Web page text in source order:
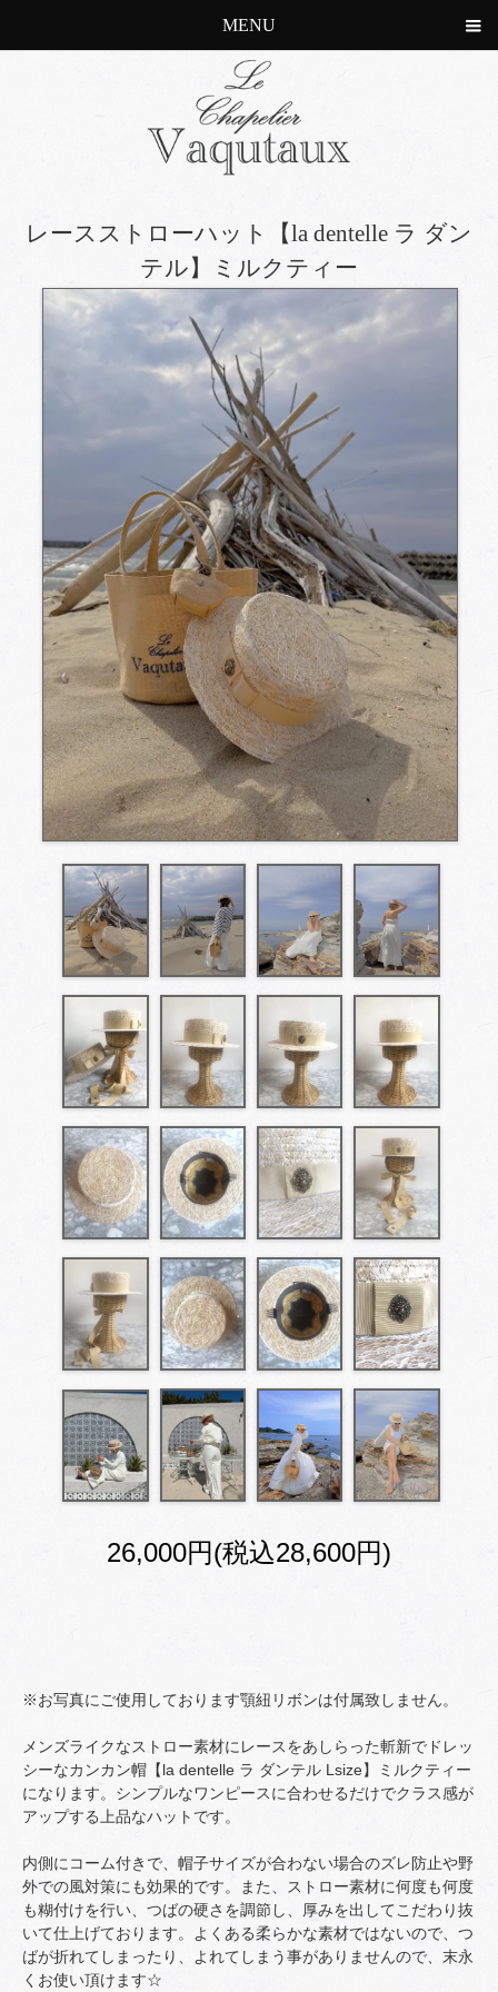
MENU
レースストローハット【la dentelle ラ ダン
テル】ミルクティー
26,000円(税込28,600円)
※お写真にご使用しております顎紐リボンは付属致しません。
メンズライクなストロー素材にレースをあしらった斬新でドレッ
シーなカンカン帽【la dentelle ラ ダンテル Lsize】ミルクティー
になります。シンプルなワンピースに合わせるだけでクラス感が
アップする上品なハットです。
内側にコーム付きで、帽子サイズが合わない場合のズレ防止や野
外での風対策にも効果的です。また、ストロー素材に何度も何度
も糊付けを行い、つばの硬さを調節し、厚みを出してこだわり抜
いて仕上げております。よくある柔らかな素材ではないので、つ
ばが折れてしまったり、よれてしまう事がありませんので、末永
くお使い頂けます☆